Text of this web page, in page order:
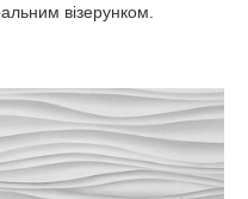
візерунком.